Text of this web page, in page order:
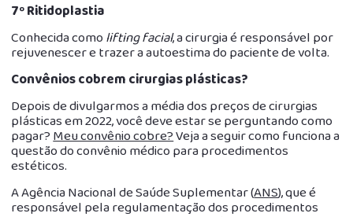
7º Ritidoplastia
Conhecida comolifting facial, a cirurgia é responsável por
rejuvenescer e trazer a autoestima do paciente de volta.
Convênios cobrem cirurgias plásticas?
Depois de divulgarmos a média dos preços de cirurgias
plásticas em 2022, você deve estar se perguntando como
pagar?Meu convênio cobre?Veja a seguir como funciona a
questão do convênio médico para procedimentos
estéticos.
A Agência Nacional de Saúde Suplementar (ANS), que é
responsável pela regulamentação dos procedimentos